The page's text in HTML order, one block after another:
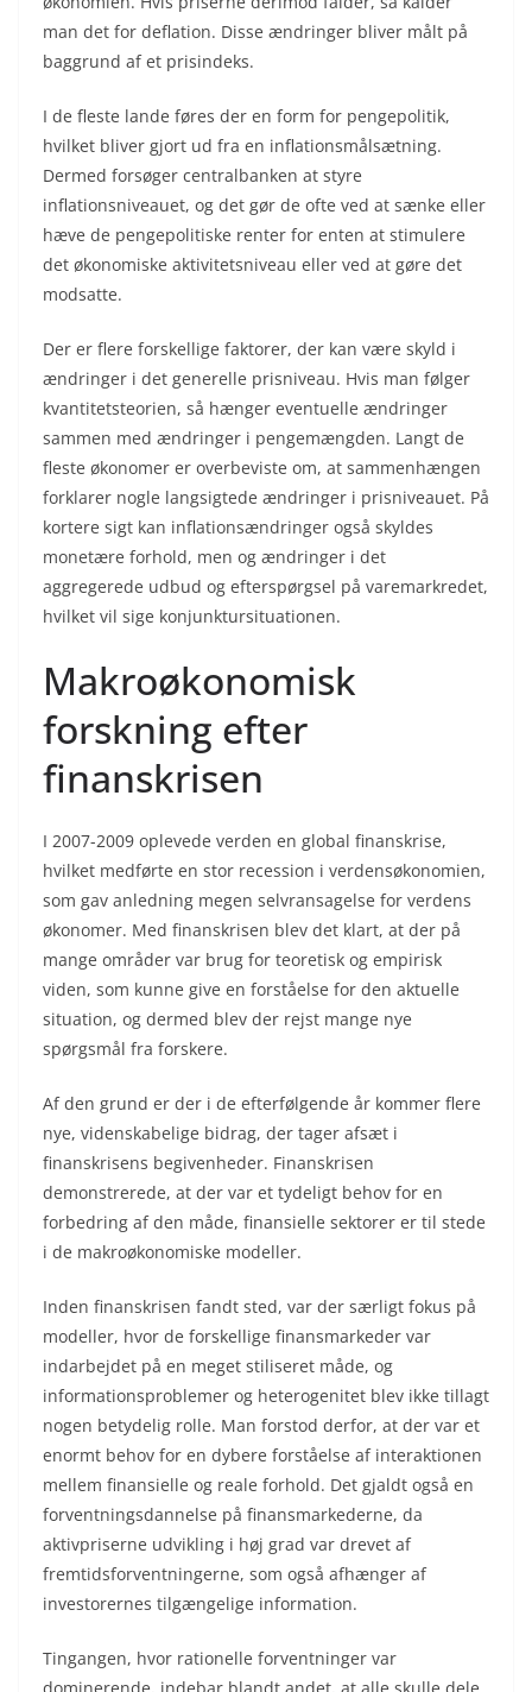
man det for deflation. Disse ændringer bliver målt på
baggrund af et prisindeks.
I de fleste lande føres der en form for pengepolitik,
hvilket bliver gjort ud fra en inflationsmålsætning.
Dermed forsøger centralbanken at styre
inflationsniveauet, og det gør de ofte ved at sænke eller
hæve de pengepolitiske renter for enten at stimulere
det økonomiske aktivitetsniveau eller ved at gøre det
modsatte.
Der er flere forskellige faktorer, der kan være skyld i
ændringer i det generelle prisniveau. Hvis man følger
kvantitetsteorien, så hænger eventuelle ændringer
sammen med ændringer i pengemængden. Langt de
fleste økonomer er overbeviste om, at sammenhængen
forklarer nogle langsigtede ændringer i prisniveauet. På
kortere sigt kan inflationsændringer også skyldes
monetære forhold, men og ændringer i det
aggregerede udbud og efterspørgsel på varemarkredet,
hvilket vil sige konjunktursituationen.
Makroøkonomisk
forskning efter
finanskrisen
I 2007-2009 oplevede verden en global finanskrise,
hvilket medførte en stor recession i verdensøkonomien,
som gav anledning megen selvransagelse for verdens
økonomer. Med finanskrisen blev det klart, at der på
mange områder var brug for teoretisk og empirisk
viden, som kunne give en forståelse for den aktuelle
situation, og dermed blev der rejst mange nye
spørgsmål fra forskere.
Af den grund er der i de efterfølgende år kommer flere
nye, videnskabelige bidrag, der tager afsæt i
finanskrisens begivenheder. Finanskrisen
demonstrerede, at der var et tydeligt behov for en
forbedring af den måde, finansielle sektorer er til stede
i de makroøkonomiske modeller.
Inden finanskrisen fandt sted, var der særligt fokus på
modeller, hvor de forskellige finansmarkeder var
indarbejdet på en meget stiliseret måde, og
informationsproblemer og heterogenitet blev ikke tillagt
nogen betydelig rolle. Man forstod derfor, at der var et
enormt behov for en dybere forståelse af interaktionen
mellem finansielle og reale forhold. Det gjaldt også en
forventningsdannelse på finansmarkederne, da
aktivpriserne udvikling i høj grad var drevet af
fremtidsforventningerne, som også afhænger af
investorernes tilgængelige information.
Tingangen, hvor rationelle forventninger var